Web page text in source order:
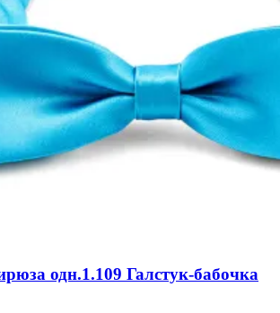
одн.1.109 Галстук-бабочка